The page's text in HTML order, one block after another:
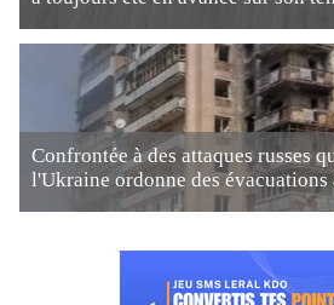
Confrontée à des attaques russes
l'Ukraine ordonne des évacuations